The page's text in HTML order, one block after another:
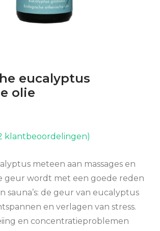
eucalyptus
olie
klantbeoordelingen)
meteen aan massages en
geur wordt met een goede reden
sauna’s: de geur van eucalyptus
en verlagen van stress.
en concentratieproblemen